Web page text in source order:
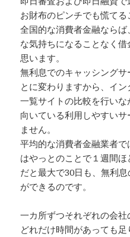
お財布のピンチでも慌てる
全国的な消費者金融なら
な気持ちになることなく
思います。
無利息でのキャッシング
とに変わりますから、イ
一覧サイトの比較を行い
向いている利用しやすい
ません。
平均的な消費者金融業者
はやっとのことで１週間
だと最大で30日も、無利
ができるのです。
一カ所ずつそれぞれの会社
どれだけ時間があっても